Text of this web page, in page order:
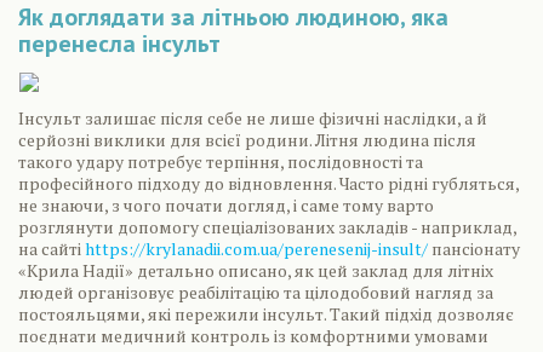
Як доглядати за літньою людиною, яка
перенесла інсульт
Інсульт залишає після себе не лише фізичні наслідки, а й
серйозні виклики для всієї родини. Літня людина після
такого удару потребує терпіння, послідовності та
професійного підходу до відновлення. Часто рідні губляться,
не знаючи, з чого почати догляд, і саме тому варто
розглянути допомогу спеціалізованих закладів - наприклад,
на сайтіhttps://krylanadii.com.ua/perenesenij-insult/ пансіонату
«Крила Надії» детально описано, як цей заклад для літніх
людей організовує реабілітацію та цілодобовий нагляд за
постояльцями, які пережили інсульт. Такий підхід дозволяє
поєднати медичний контроль із комфортними умовами